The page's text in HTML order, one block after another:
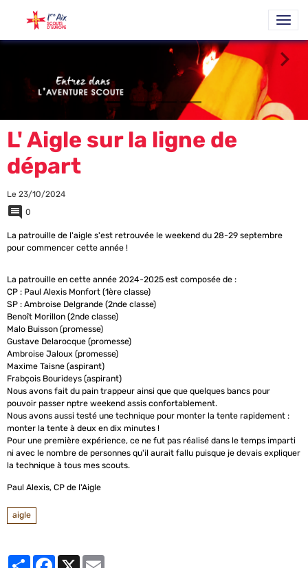
L' Aigle sur la ligne de
départ
Le 23/10/2024
0
La patrouille de l'aigle s'est retrouvée le weekend du 28-29 septembre
pour commencer cette année !
La patrouille en cette année 2024-2025 est composée de :
CP : Paul Alexis Monfort (1ère classe)
SP : Ambroise Delgrande (2nde classe)
Benoît Morillon (2nde classe)
Malo Buisson (promesse)
Gustave Delarocque (promesse)
Ambroise Jaloux (promesse)
Maxime Taisne (aspirant)
Frabçois Bourideys (aspirant)
Nous avons fait du pain trappeur ainsi que que quelques bancs pour
pouvoir passer nptre weekend assis confortablement.
Nous avons aussi testé une technique pour monter la tente rapidement :
monter la tente à deux en dix minutes !
Pour une première expérience, ce ne fut pas réalisé dans le temps imparti
ni avec le nombre de personnes qu'il aurait fallu puisque je devais expliquer
la technique à tous mes scouts.
Paul Alexis, CP de l'Aigle
aigle
PartagerFacebook